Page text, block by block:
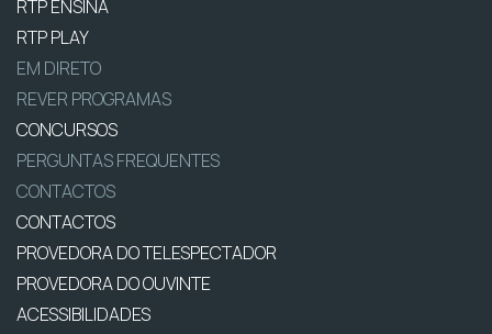
RTP ENSINA
RTP PLAY
EM DIRETO
REVER PROGRAMAS
CONCURSOS
PERGUNTAS FREQUENTES
CONTACTOS
CONTACTOS
PROVEDORA DO TELESPECTADOR
PROVEDORA DO OUVINTE
ACESSIBILIDADES